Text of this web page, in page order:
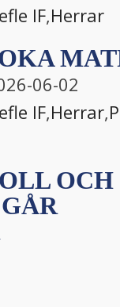
IF,Herrar
06-02
IF,Herrar,
OCH